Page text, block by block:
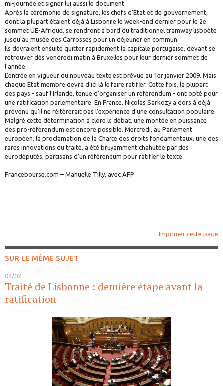
mi-journée et signer lui aussi le document.
Après la cérémonie de signature, les chefs d'Etat et de gouvernement,
dont la plupart étaient déjà à Lisbonne le week-end dernier pour le 2e
sommet UE-Afrique, se rendront à bord du traditionnel tramway lisboète
jusqu'au musée des Carrosses pour un déjeuner en commun.
Ils devraient ensuite quitter rapidement la capitale portugaise, devant se
retrouver dès vendredi matin à Bruxelles pour leur dernier sommet de
l'année.
L’entrée en vigueur du nouveau texte est prévue au 1er janvier 2009. Mais
chaque Etat membre devra d’ici là le faire ratifier. Cette fois, la plupart
des pays - sauf l'Irlande, tenue d'organiser un référendum - ont opté pour
une ratification parlementaire. En France, Nicolas Sarkozy a dors à déjà
prévenu qu’il ne réitèrerait pas l’expérience d’une consultation populaire.
Malgré cette détermination à clore le débat, une montée en puissance
des pro-référendum est encore possible. Mercredi, au Parlement
européen, la proclamation de la Charte des droits fondamentaux, une des
rares innovations du traité, a été bruyamment chahutée par des
eurodéputés, partisans d'un référendum pour ratifier le texte.
Francebourse.com – Manuelle Tilly, avec AFP
Imprimer cette page
SUR LE MÊME SUJET
04/02
Traité de Lisbonne : dernière étape avant la
ratification